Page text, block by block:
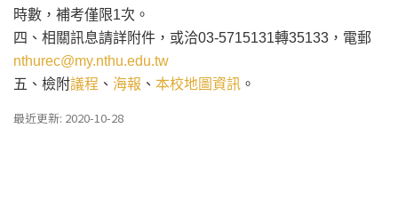
時數，補考僅限1次。
四、相關訊息請詳附件，或洽03-5715131轉35133 ，電郵
nthurec@my.nthu.edu.tw
五、檢附議程 、 海報 、 本校地圖資訊 。
最近更新: 2020-10-28